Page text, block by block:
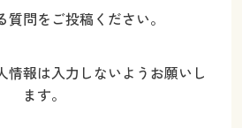
質問をご投稿ください。
情報は入力しないようお願いし
ます。